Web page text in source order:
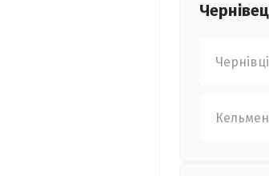
Чернівці